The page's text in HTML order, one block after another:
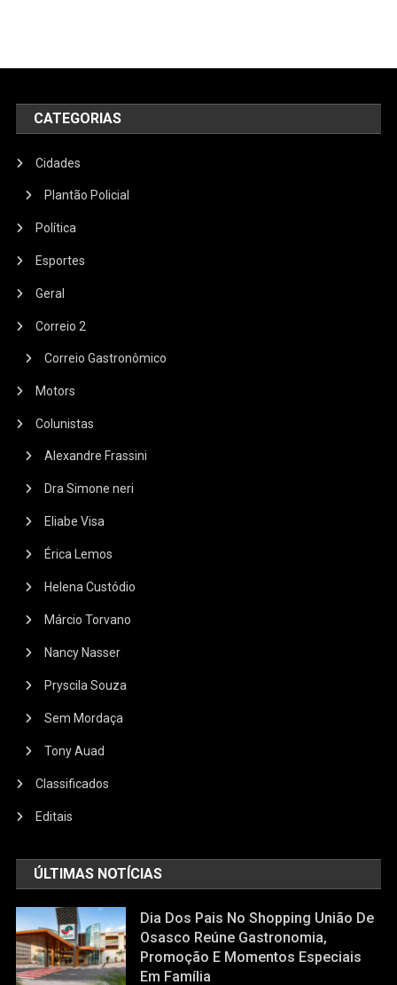
CATEGORIAS
Cidades
Plantão Policial
Política
Esportes
Geral
Correio 2
Correio Gastronômico
Motors
Colunistas
Alexandre Frassini
Dra Simone neri
Eliabe Visa
Érica Lemos
Helena Custódio
Márcio Torvano
Nancy Nasser
Pryscila Souza
Sem Mordaça
Tony Auad
Classificados
Editais
ÚLTIMAS NOTÍCIAS
Dia Dos Pais No Shopping União De
Osasco Reúne Gastronomia,
Promoção E Momentos Especiais
Em Família